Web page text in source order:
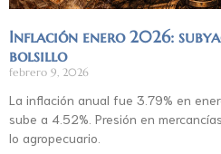
Inflación enero 2026:
bolsillo
febrero 9, 2026
La inflación anual fue 3.79% en
sube a 4.52%. Presión en
lo agropecuario.